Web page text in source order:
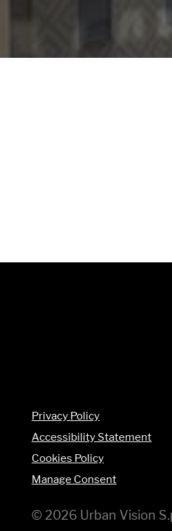
Privacy Policy
Accessibility Statement
Cookies Policy
Manage Consent
© 2026 Urban Vision